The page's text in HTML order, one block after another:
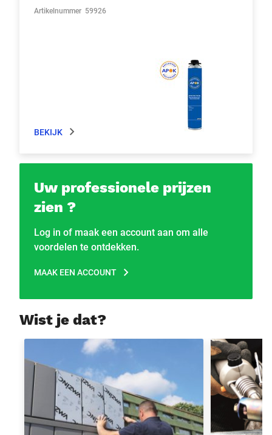
Artikelnummer 59926
BEKIJK
Uw professionele prijzen
zien ?
Log in of maak een account aan om alle
voordelen te ontdekken.
MAAK EEN ACCOUNT
Wist je dat?
Info- & demosessie 'APOK On Tour' Opleidingen